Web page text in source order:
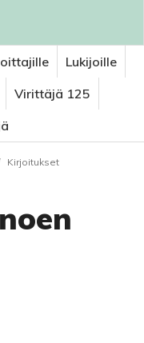
Lukijoille
Virittäjä 125
Kirjoitukset